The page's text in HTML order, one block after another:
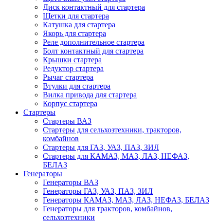
Диск контактный для стартера
Щетки для стартера
Катушка для стартера
Якорь для стартера
Реле дополнительное стартера
Болт контактный для стартера
Крышки стартера
Редуктор стартера
Рычаг стартера
Втулки для стартера
Вилка привода для стартера
Корпус стартера
Стартеры
Стартеры ВАЗ
Стартеры для сельхозтехники, тракторов,
комбайнов
Стартеры для ГАЗ, УАЗ, ПАЗ, ЗИЛ
Стартеры для КАМАЗ, МАЗ, ЛАЗ, НЕФАЗ,
БЕЛАЗ
Генераторы
Генераторы ВАЗ
Генераторы ГАЗ, УАЗ, ПАЗ, ЗИЛ
Генераторы КАМАЗ, МАЗ, ЛАЗ, НЕФАЗ, БЕЛАЗ
Генераторы для тракторов, комбайнов,
сельхозтехники